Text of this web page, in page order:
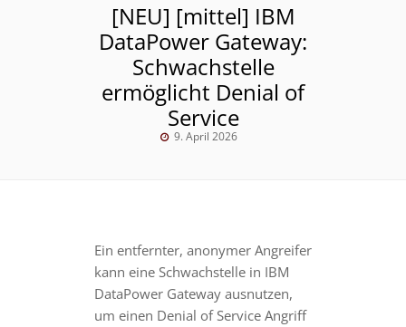
[NEU] [mittel] IBM
DataPower Gateway:
Schwachstelle
ermöglicht Denial of
Service
9. April 2026
Ein entfernter, anonymer Angreifer
kann eine Schwachstelle in IBM
DataPower Gateway ausnutzen,
um einen Denial of Service Angriff